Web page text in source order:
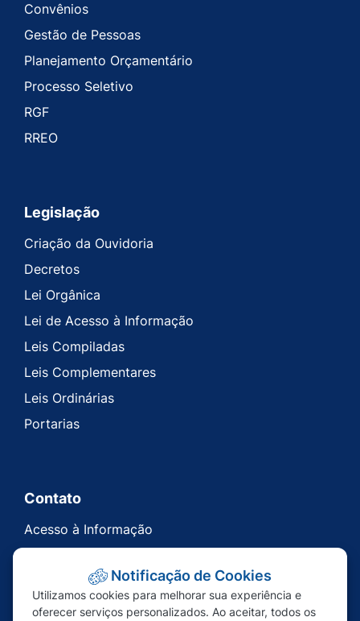
Convênios
Gestão de Pessoas
Planejamento Orçamentário
Processo Seletivo
RGF
RREO
Legislação
Criação da Ouvidoria
Decretos
Lei Orgânica
Lei de Acesso à Informação
Leis Compiladas
Leis Complementares
Leis Ordinárias
Portarias
Contato
Acesso à Informação
Carta de Serviços
Telefones Úteis
Notificação de Cookies
Utilizamos cookies para melhorar sua experiência e
oferecer serviços personalizados. Ao aceitar, todos os